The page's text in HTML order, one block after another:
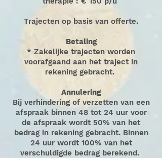
Trajecten op basis van offerte.
Betaling
* Zakelijke trajecten worden
voorafgaand aan het traject in
rekening gebracht.
Annulering
Bij verhindering of verzetten van een
afspraak binnen 48 tot 24 uur voor
de afspraak wordt 50% van het
bedrag in rekening gebracht. Binnen
24 uur wordt 100% van het
verschuldigde bedrag berekend.